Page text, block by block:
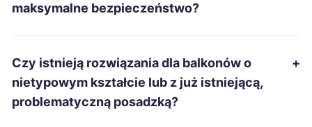
Łomża
Świętochłowice TWÓJ REGION
maksymalne bezpieczeństwo?
Czy istnieją rozwiązania dla balkonów o
nietypowym kształcie lub z już istniejącą,
problematyczną posadzką?
+